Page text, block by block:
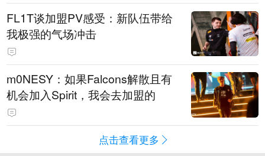
FL1T谈加盟PV感受：新队伍带给
我极强的气场冲击
m0NESY：如果Falcons解散且有
机会加入Spirit，我会去加盟的
点击查看更多